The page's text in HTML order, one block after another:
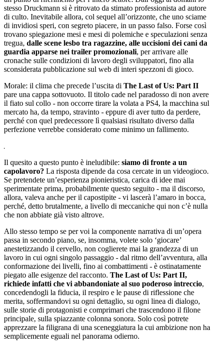
stesso Druckmann si è ritrovato da stimato professionista ad autore
di culto. Inevitabile allora, col sequel all’orizzonte, che uno sciame
di invidiosi speri, con segreto piacere, in un passo falso. Forse così
trovano spiegazione mesi e mesi di polemiche e speculazioni senza
tregua, dalle scene lesbo tra ragazzine, alle uccisioni dei cani da
guardia apparse nei trailer promozionali, per arrivare alle
cronache sulle condizioni di lavoro degli sviluppatori, fino alla
sconsiderata pubblicazione sul web di interi spezzoni di gioco.
Morale: il clima che precede l’uscita di The Last of Us: Part II
pare una cappa sottovuoto. Il titolo cade nel paradosso di non avere
il fiato sul collo - non occorre tirare la volata a PS4, la macchina sul
mercato ha, da tempo, stravinto - eppure di aver tutto da perdere,
perché con quel predecessore lì qualsiasi risultato diverso dalla
perfezione verrebbe considerato come minimo un fallimento.
Il quesito a questo punto è ineludibile: siamo di fronte a un
capolavoro? La risposta dipende da cosa cercate in un videogioco.
Se pretendete un’esperienza pionieristica, carica di idee mai
sperimentate prima, probabilmente questo seguito - ma il discorso,
allora, valeva anche per il capostipite - vi lascerà l’amaro in bocca,
perché, detto brutalmente, a livello di meccaniche qui non c’è nulla
che non abbiate già visto altrove.
Allo stesso tempo se per voi la componente narrativa di un’opera
passa in secondo piano, se, insomma, volete solo ‘giocare’
anestetizzando il cervello, non coglierete mai la grandezza di un
lavoro in cui ogni singolo passaggio - dal ritmo dell’avventura, alla
conformazione dei livelli, fino ai combattimenti - è ostinatamente
piegato alle esigenze del racconto. The Last of Us: Part II,
richiede infatti che vi abbandoniate al suo poderoso intreccio,
concedendogli la fiducia, il respiro e le pause di riflessione che
merita, soffermandovi su ogni dettaglio, su ogni linea di dialogo,
sulle storie di protagonisti e comprimari che trascendono il filone
principale, sulla spiazzante colonna sonora. Solo così potrete
apprezzare la filigrana di una sceneggiatura la cui ambizione non ha
semplicemente eguali nel panorama odierno.